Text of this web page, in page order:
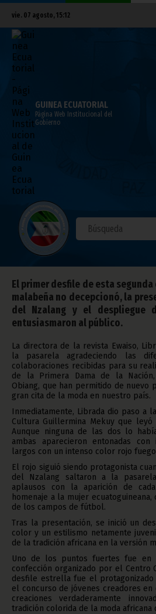
vie. 07 agosto, 15:12
GUINEA ECUATORIAL
Página Web Institucional del
Gobierno
Alfredo Monsuy gana el
diseñador joven en la
la Malabo Fashion Week
abril 11, 2011
Noticias Cultura
El primer desfile de esta
malabeña no decepcionó, la
del Nzalang y el despliegue
entusiasmaron al público.
La directora de la revista Ewaiso,
la pasarela agradeciendo las
colaboraciones recibidas para su
de la Primera Dama de la Nación,
Obiang, que han permitido de nuevo
gran cita de la moda en nuestro país.
Inmediatamente, Librada dio paso a
Cultura Guillermina Mekuy que
Aunque ninguna de las dos lo
ambas aparecieron entonadas con
largos con un intenso color rojo
El rojo siguió siendo protagonista
del Nzalang saltaron a la
aplausos con la aparición de
homenaje a la mujer
de los campos de fútbol.
Tras la presentación, se inició un
color y un estilismo netamente
de la tradición africana en la versión
Uno de los puntos fuertes fue
confección organizado por el Centro
desfile estrella fue el
el concurso de jóvenes creadores
creaciones verdaderamente
tradición colorida de la moda africana